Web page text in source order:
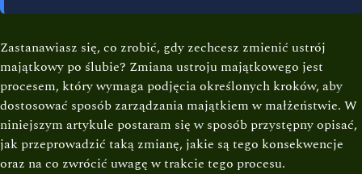
Zastanawiasz się, co zrobić, gdy zechcesz zmienić ustrój
majątkowy po ślubie? Zmiana ustroju majątkowego jest
procesem, który wymaga podjęcia określonych kroków, aby
dostosować sposób zarządzania majątkiem w małżeństwie. W
niniejszym artykule postaram się w sposób przystępny opisać,
jak przeprowadzić taką zmianę, jakie są tego konsekwencje
oraz na co zwrócić uwagę w trakcie tego procesu.